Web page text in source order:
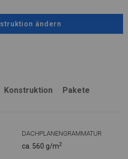
ändern
Konstruktion Pakete
DACHPLANENGRAMMATUR
ca. 560 g/m2